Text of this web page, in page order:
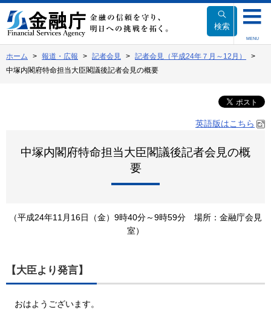
文
へ
動
検索
MENU
ホーム 報道・広報 記者会見
記者会見（平成24年７月～12月）
中塚内閣府特命担当大臣閣議後記者会見の概要
英語版はこちら
中塚内閣府特命担当大臣閣議後記者会見の概
要
（平成24年11月16日（金）9時40分～9時59分 場所：金融庁会見
室）
【大臣より発言】
おはようございます。